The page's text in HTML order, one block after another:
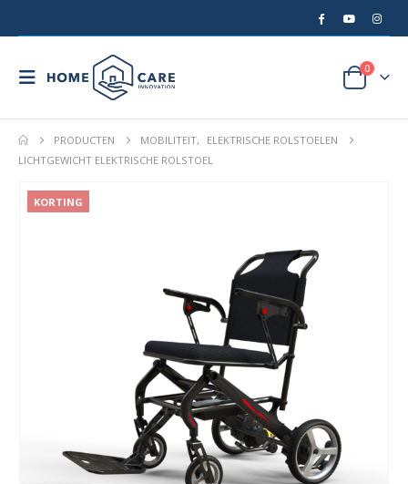
0
PRODUCTEN MOBILITEIT,
ELEKTRISCHE ROLSTOELEN
LICHTGEWICHT ELEKTRISCHE ROLSTOEL
KORTING